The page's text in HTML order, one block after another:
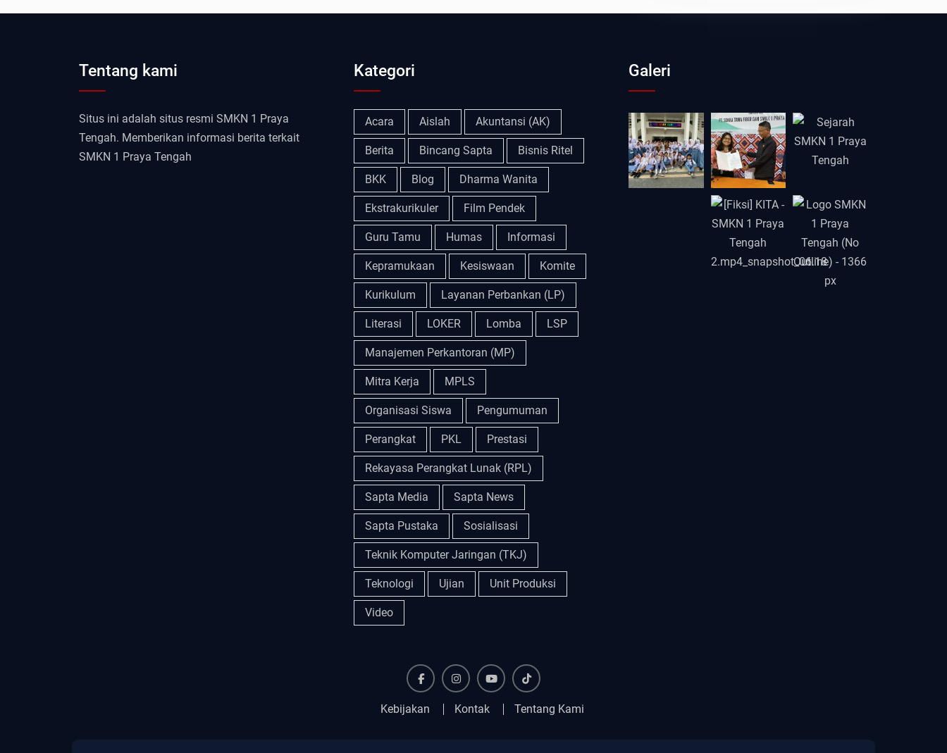
Tentang kami
Situs ini adalah situs resmi SMKN 1 Praya
Tengah. Memberikan informasi berita terkait
SMKN 1 Praya Tengah
Kategori
Acara Aislah Akuntansi (AK)
Berita Bincang Sapta Bisnis Ritel
BKK Blog Dharma Wanita
Ekstrakurikuler Film Pendek
Guru Tamu Humas Informasi
Kepramukaan Kesiswaan Komite
Kurikulum Layanan Perbankan (LP)
Literasi LOKER Lomba LSP
Manajemen Perkantoran (MP)
Mitra Kerja MPLS
Organisasi Siswa Pengumuman
Perangkat PKL Prestasi
Rekayasa Perangkat Lunak (RPL)
Sapta Media Sapta News
Sapta Pustaka Sosialisasi
Teknik Komputer Jaringan (TKJ)
Teknologi Ujian Unit Produksi
Video
Galeri
FacebookInstagramYouTube
Kebijakan Kontak Tentang Kami